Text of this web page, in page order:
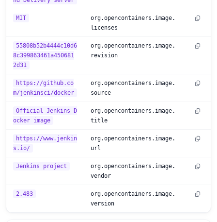
MIT
org.opencontainers.image.
licenses
55808b52b4444c10d6
8c399863461a450681
2d31
org.opencontainers.image.
revision
https://github.co
m/jenkinsci/docker
org.opencontainers.image.
source
Official Jenkins D
ocker image
org.opencontainers.image.
title
https://www.jenkin
s.io/
org.opencontainers.image.
url
Jenkins project
org.opencontainers.image.
vendor
2.483
org.opencontainers.image.
version